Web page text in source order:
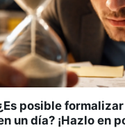
posible
un día? ¡Hazlo en